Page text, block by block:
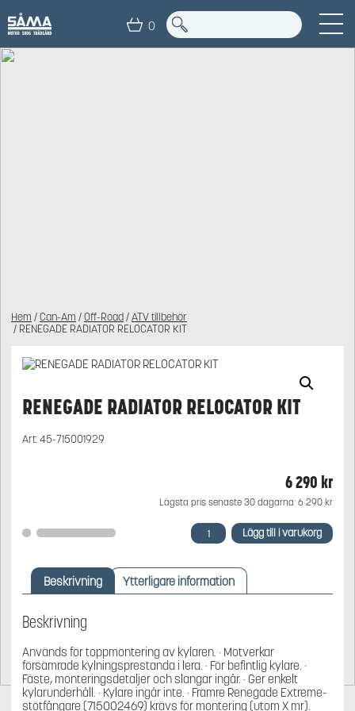
0
Hem /Can-Am /Off-Road/ATV tillbehör
/ RENEGADE RADIATOR RELOCATOR KIT
RENEGADE RADIATOR RELOCATOR KIT
Art:45-715001929
6 290 kr
Lägsta pris senaste 30 dagarna: 6 290 kr
RENEGADE
RADIATOR
KIT
mängd
Lägg till i varukorg
Beskrivning Ytterligare information
Beskrivning
Används för toppmontering av kylaren. · Motverkar
försämrade kylningsprestanda i lera. · För befintlig kylare. ·
Fäste, monteringsdetaljer och slangar ingår. · Ger enkelt
kylarunderhåll. · Kylare ingår inte. · Främre Renegade Extreme-
stötfångare (715002469) krävs för montering (utom X mr).